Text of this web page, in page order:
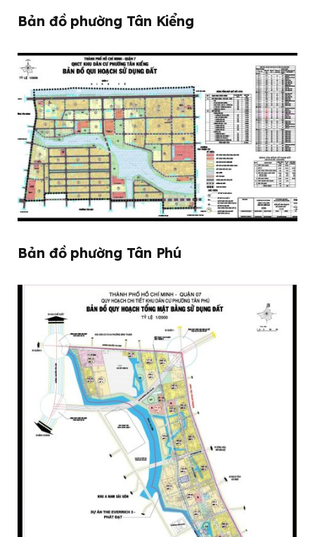
Bản đồ phường Tân Kiểng
Bản đồ phường Tân Phú